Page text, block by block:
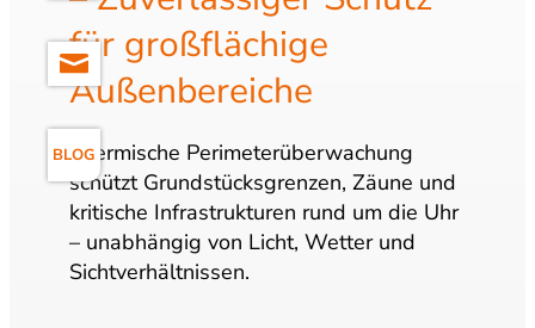
BLOG
für großflächige
Außenbereiche
Thermische Perimeterüberwachung
schützt Grundstücksgrenzen, Zäune und
kritische Infrastrukturen rund um die Uhr
– unabhängig von Licht, Wetter und
Sichtverhältnissen.